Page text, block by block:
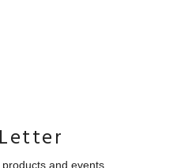
and events.